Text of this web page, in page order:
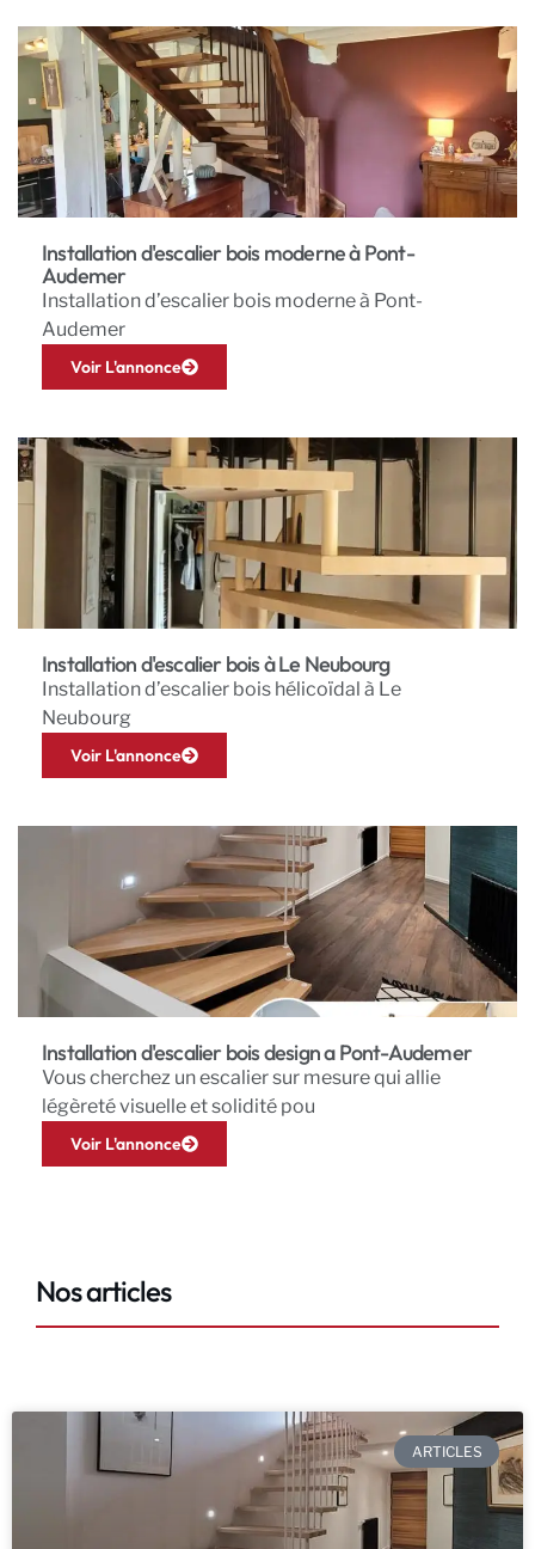
Installation d'escalier bois moderne à Pont-
Audemer
Installation d’escalier bois moderne à Pont-
Audemer
Voir L'annonce
Installation d'escalier bois à Le Neubourg
Installation d’escalier bois hélicoïdal à Le
Neubourg
Voir L'annonce
Installation d'escalier bois design a Pont-Audemer
Vous cherchez un escalier sur mesure qui allie
légèreté visuelle et solidité pou
Voir L'annonce
Nos articles
ARTICLES